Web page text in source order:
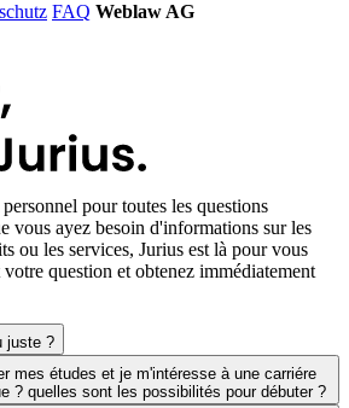
FAQ Weblaw AG
pour toutes les questions
vous ayez besoin d'informations sur les
ou les services, Jurius est là pour vous
question et obtenez immédiatement
juste ?
? quelles sont les possibilités pour débuter ?